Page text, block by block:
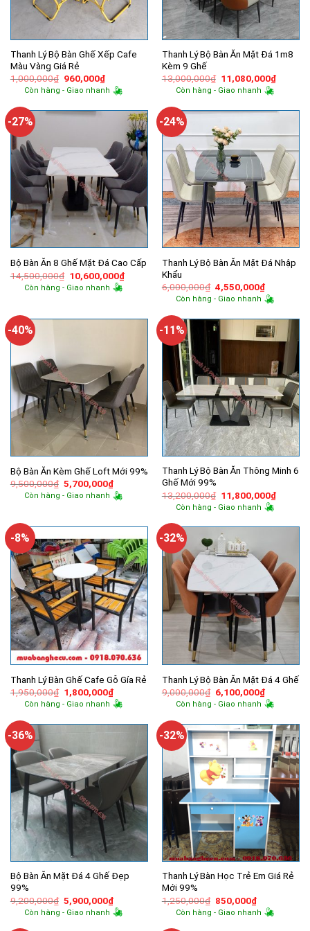
Thanh Lý Bộ Bàn Ghế Xếp Cafe
Màu Vàng Giá Rẻ
1,000,000₫ Giá
gốc
là:
960,000₫Giá
hiện
tại
960,000₫.
Còn hàng - Giao nhanh
Thanh Lý Bộ Bàn Ăn Mặt Đá 1m8
Kèm 9 Ghế
13,000,000₫ Giá
gốc
là:
11,080,000₫Giá
hiện
Còn hàng - Giao nhanh
-27%
Bộ Bàn Ăn 8 Ghế Mặt Đá Cao Cấp
14,500,000₫ Giá
gốc
là:
10,600,000₫Giá
hiện
Còn hàng - Giao nhanh
-24%
Thanh Lý Bộ Bàn Ăn Mặt Đá Nhập
Khẩu
6,000,000₫ Giá
gốc
là:
4,550,000₫Giá
hiện
tại
Còn hàng - Giao nhanh
-40%
Bộ Bàn Ăn Kèm Ghế Loft Mới 99%
9,500,000₫ Giá
gốc
là:
5,700,000₫Giá
hiện
tại
Còn hàng - Giao nhanh
-11%
Thanh Lý Bộ Bàn Ăn Thông Minh 6
Ghế Mới 99%
13,200,000₫ Giá
gốc
là:
11,800,000₫Giá
hiện
Còn hàng - Giao nhanh
-8%
Thanh Lý Bàn Ghế Cafe Gỗ Gía Rẻ
1,950,000₫ Giá
gốc
là:
1,800,000₫Giá
hiện
tại
1,800,000₫.
Còn hàng - Giao nhanh
-32%
Thanh Lý Bộ Bàn Ăn Mặt Đá 4 Ghế
9,000,000₫ Giá
gốc
là:
6,100,000₫Giá
hiện
tại
Còn hàng - Giao nhanh
-36%
Bộ Bàn Ăn Mặt Đá 4 Ghế Đẹp
99%
9,200,000₫ Giá
gốc
là:
5,900,000₫Giá
hiện
tại
Còn hàng - Giao nhanh
-32%
Thanh Lý Bàn Học Trẻ Em Giá Rẻ
Mới 99%
1,250,000₫ Giá
gốc
là:
850,000₫Giá
hiện
tại
Còn hàng - Giao nhanh